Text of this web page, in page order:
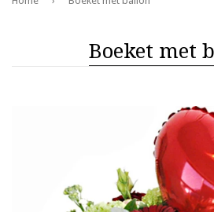
Boeket met